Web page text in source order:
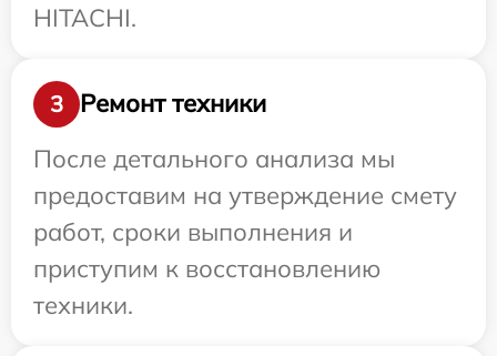
HITACHI.
3
Ремонт техники
После детального анализа мы
предоставим на утверждение смету
работ, сроки выполнения и
приступим к восстановлению
техники.